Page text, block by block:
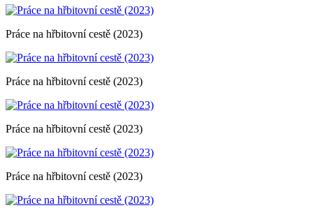
Práce na hřbitovní cestě (2023)
Práce na hřbitovní cestě (2023)
Práce na hřbitovní cestě (2023)
Práce na hřbitovní cestě (2023)